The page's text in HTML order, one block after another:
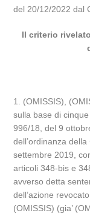
del 20/12/2022 dal
Il criterio
1. (OMISSIS),
sulla base di
996/18, del 9
dell’ordinanza
settembre 2019,
articoli 348-bis e
avverso detta
dell’azione
(OMISSIS) (gia’